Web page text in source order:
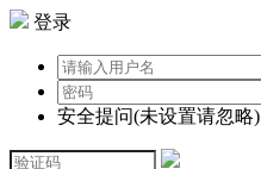
登录
安全提问(未设置请忽略)